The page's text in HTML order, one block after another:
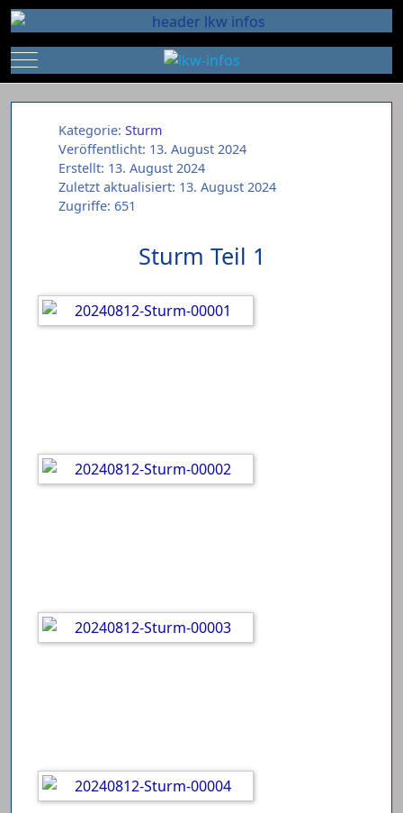
Mobile Menu Toggle
Kategorie: Sturm
Veröffentlicht: 13. August 2024
Erstellt: 13. August 2024
Zuletzt aktualisiert: 13. August 2024
Zugriffe: 651
Sturm Teil 1